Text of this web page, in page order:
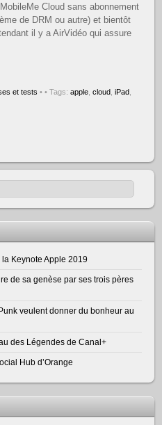
Cloud sans abonnement
de DRM ou autre) et bientôt
il y a AirVidéo qui assure
et tests • • Tags:apple ,cloud ,iPad
Keynote Apple 2019
de sa genèse par ses trois pères
veulent donner du bonheur au
des Légendes de Canal+
Hub d’Orange